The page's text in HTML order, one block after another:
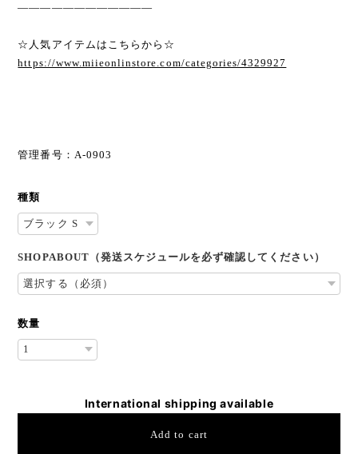
————————————
☆人気アイテムはこちらから☆
https://www.miieonlinstore.com/categories/4329927
管理番号：A-0903
種類
SHOPABOUT（発送スケジュールを必ず確認してください）
数量
International shipping available
Add to cart